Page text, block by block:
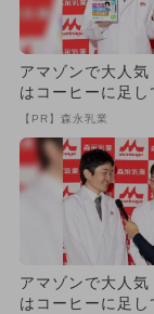
アマゾンで大人気
はコーヒーに足し
【PR】森永乳業
アマゾンで大人気
はコーヒーに足し